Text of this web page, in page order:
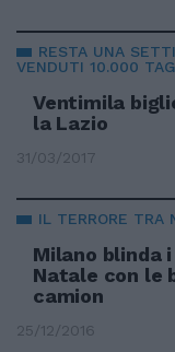
RESTA UNA
VENDUTI 10.000
Ventimila
la Lazio
31/03/2017
IL TERRORE TRA
Milano blinda
Natale con le
camion
25/12/2016